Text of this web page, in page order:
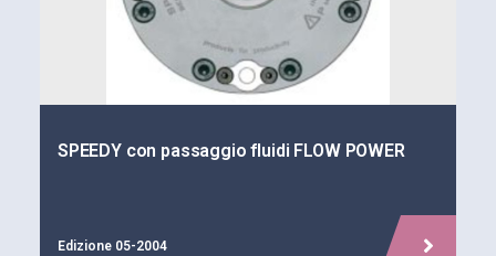
SPEEDY con passaggio fluidi FLOW POWER
Edizione 05-2004